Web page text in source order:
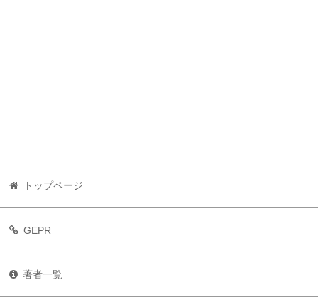
トップページ
GEPR
著者一覧